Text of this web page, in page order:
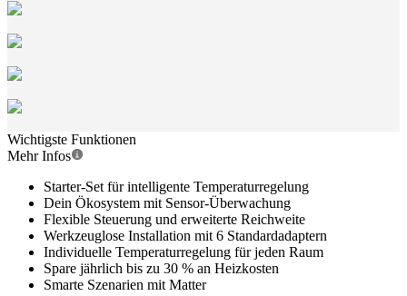
Wichtigste Funktionen
Mehr Infos
Starter-Set für intelligente Temperaturregelung
Dein Ökosystem mit Sensor-Überwachung
Flexible Steuerung und erweiterte Reichweite
Werkzeuglose Installation mit 6 Standardadaptern
Individuelle Temperaturregelung für jeden Raum
Spare jährlich bis zu 30 % an Heizkosten
Smarte Szenarien mit Matter